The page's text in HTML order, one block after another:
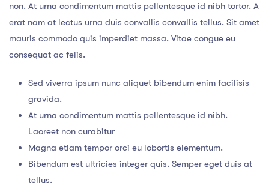
non. At urna condimentum mattis pellentesque id nibh tortor. A
erat nam at lectus urna duis convallis convallis tellus. Sit amet
mauris commodo quis imperdiet massa. Vitae congue eu
consequat ac felis.
Sed viverra ipsum nunc aliquet bibendum enim facilisis
gravida.
At urna condimentum mattis pellentesque id nibh.
Laoreet non curabitur
Magna etiam tempor orci eu lobortis elementum.
Bibendum est ultricies integer quis. Semper eget duis at
tellus.